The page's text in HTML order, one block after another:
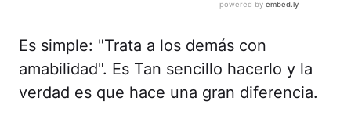
Es simple: "Trata a los demás con
amabilidad". Es Tan sencillo hacerlo y la
verdad es que hace una gran diferencia.